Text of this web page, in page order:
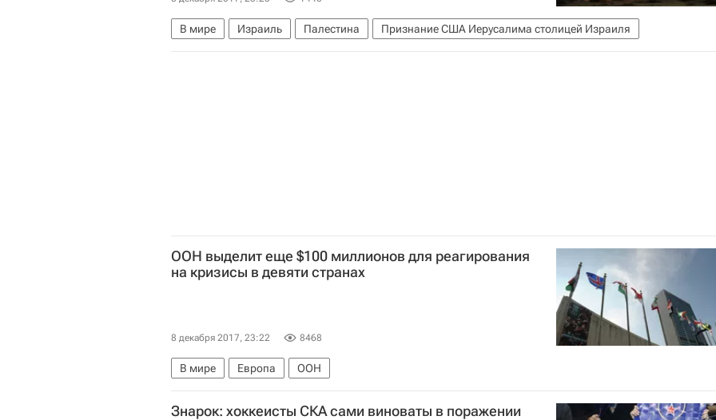
В мире Израиль Палестина Признание США Иерусалима столицей Израиля
ООН выделит еще $100 миллионов для реагирования
на кризисы в девяти странах
8 декабря 2017, 23:22 8468
В мире Европа ООН
Знарок: хоккеисты СКА сами виноваты в поражении